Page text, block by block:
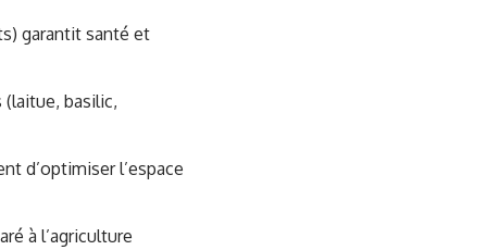
garantit santé et
basilic,
d’optimiser l’espace
à l’agriculture